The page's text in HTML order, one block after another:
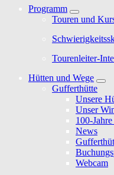
Programm
Touren und
Tourenleiter-
Hütten und Wege
Gufferthütte
Unsere
Unser
100-
News
Webcam